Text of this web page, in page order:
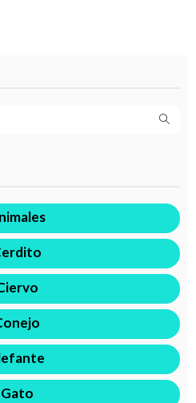
Gato